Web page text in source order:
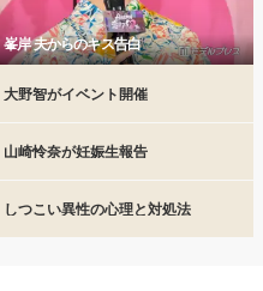
峯岸 夫からのキス告白
大野智がイベント開催
山崎怜奈が妊娠生報告
しつこい異性の心理と対処法